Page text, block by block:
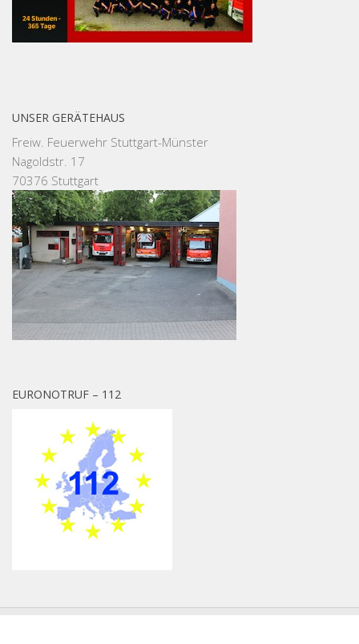
UNSER GERÄTEHAUS
Freiw. Feuerwehr Stuttgart-Münster
Nagoldstr. 17
70376 Stuttgart
EURONOTRUF – 112